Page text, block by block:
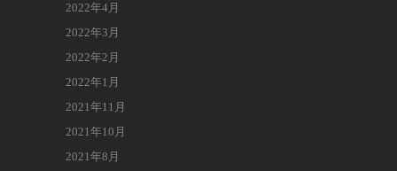
2022年4月
2022年3月
2022年2月
2022年1月
2021年11月
2021年10月
2021年8月